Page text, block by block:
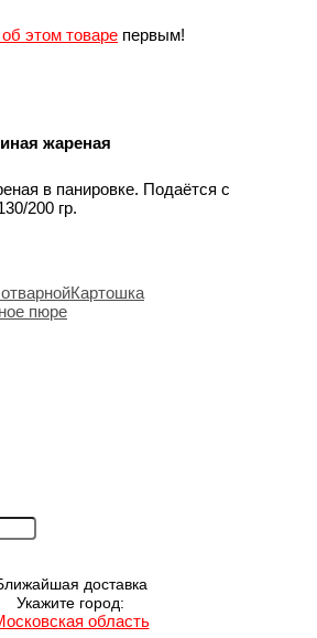
этом товаре первым!
жареная
в панировке. Подаётся с
200 гр.
Картошка
пюре
доставка
Укажите город:
область